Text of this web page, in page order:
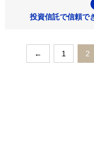
投資信託で信頼で
← 1 2